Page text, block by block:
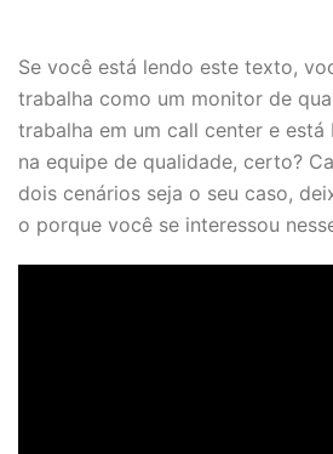
Se você está lendo este texto,
trabalha como um monitor de
trabalha em um call center e está
na equipe de qualidade, certo?
dois cenários seja o seu caso,
o porque você se interessou